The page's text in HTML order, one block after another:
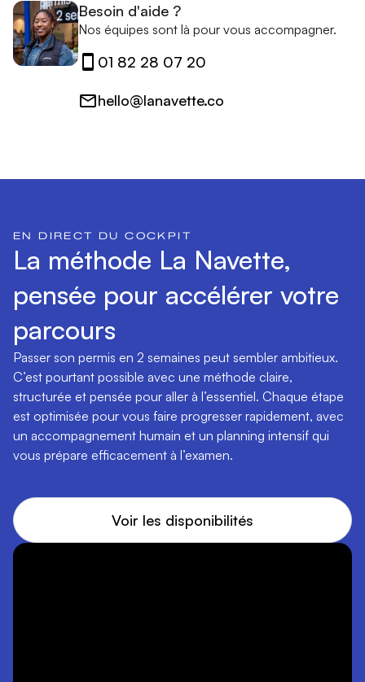
Besoin d'aide ?
Nos équipes sont là pour vous accompagner.
01 82 28 07 20
hello@lanavette.co
EN DIRECT DU COCKPIT
La méthode La Navette,
pensée pour accélérer votre
parcours
Passer son permis en 2 semaines peut sembler ambitieux.
C’est pourtant possible avec une méthode claire,
structurée et pensée pour aller à l’essentiel. Chaque étape
est optimisée pour vous faire progresser rapidement, avec
un accompagnement humain et un planning intensif qui
vous prépare efficacement à l’examen.
Voir les disponibilités